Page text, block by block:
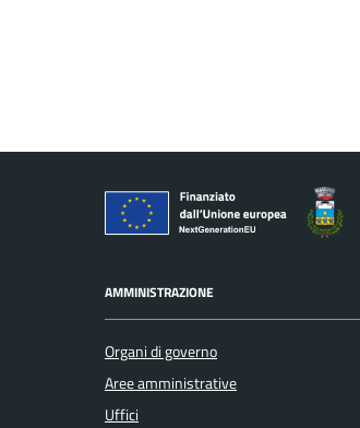
AMMINISTRAZIONE
Organi di governo
Aree amministrative
Uffici